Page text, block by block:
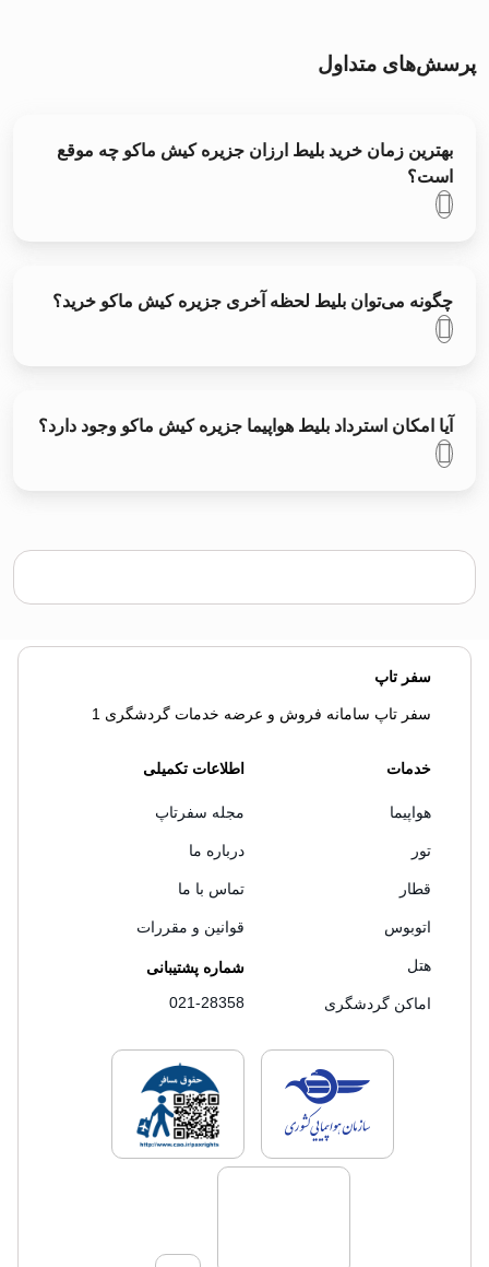
پرسش‌های متداول
بهترین زمان خرید بلیط ارزان جزیره کیش ماکو چه موقع
است؟
چگونه می‌توان بلیط لحظه آخری جزیره کیش ماکو خرید؟
آیا امکان استرداد بلیط هواپیما جزیره کیش ماکو وجود دارد؟
سفر تاپ
سفر تاپ سامانه فروش و عرضه خدمات گردشگری 1
خدمات
هواپیما
تور
قطار
اتوبوس
هتل
اماکن گردشگری
اطلاعات تکمیلی
مجله سفرتاپ
درباره ما
تماس با ما
قوانین و مقررات
شماره پشتیبانی
021-28358
لایسنس های فروش سفرتاپلایسنس های
لایسنس های فروش سفرتاپ